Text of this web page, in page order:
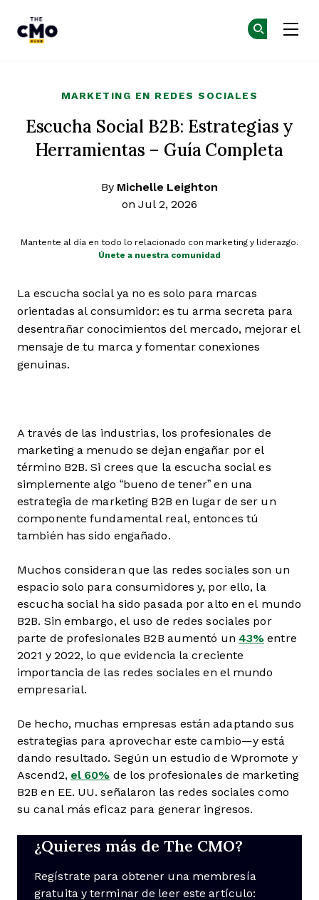
MARKETING EN REDES SOCIALES
Escucha Social B2B: Estrategias y
Herramientas – Guía Completa
By Michelle Leighton
on Jul 2, 2026
Mantente al día en todo lo relacionado con marketing y liderazgo.
Únete a nuestra comunidad
La escucha social ya no es solo para marcas
orientadas al consumidor: es tu arma secreta para
desentrañar conocimientos del mercado, mejorar el
mensaje de tu marca y fomentar conexiones
genuinas.
A través de las industrias, los profesionales de
marketing a menudo se dejan engañar por el
término B2B. Si crees que la escucha social es
simplemente algo “bueno de tener” en una
estrategia de marketing B2B en lugar de ser un
componente fundamental real, entonces tú
también has sido engañado.
Muchos consideran que las redes sociales son un
espacio solo para consumidores y, por ello, la
escucha social ha sido pasada por alto en el mundo
B2B. Sin embargo, el uso de redes sociales por
parte de profesionales B2B aumentó un 43% entre
2021 y 2022, lo que evidencia la creciente
importancia de las redes sociales en el mundo
empresarial.
De hecho, muchas empresas están adaptando sus
estrategias para aprovechar este cambio—y está
dando resultado. Según un estudio de Wpromote y
Ascend2, el 60% de los profesionales de marketing
B2B en EE. UU. señalaron las redes sociales como
su canal más eficaz para generar ingresos.
¿Quieres más de The CMO?
Regístrate para obtener una membresía
gratuita y terminar de leer este artículo: